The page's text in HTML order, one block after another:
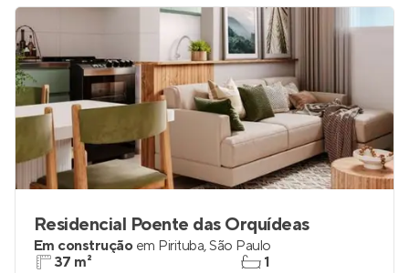
Residencial Poente das Orquídeas
Em construção em Pirituba,São Paulo
37 m²
1